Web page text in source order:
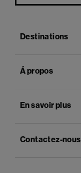
Destinations
Á propos
En savoir plus
Contactez-nous